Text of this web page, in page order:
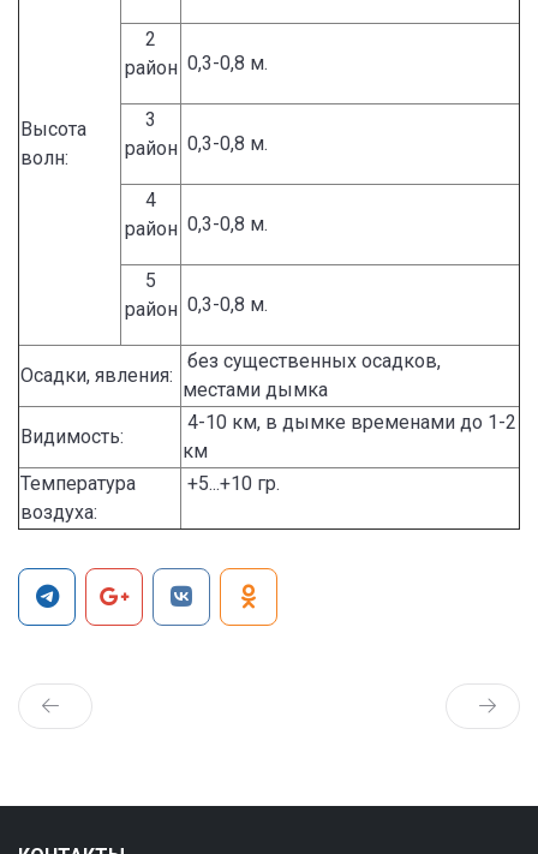
Высота
волн:
2
район 0,3-0,8 м.
3
район 0,3-0,8 м.
4
район 0,3-0,8 м.
5
район 0,3-0,8 м.
Осадки, явления:
без существенных осадков,
местами дымка
Видимость:
4-10 км, в дымке временами до 1-2
км
Температура
воздуха:
+5...+10 гр.